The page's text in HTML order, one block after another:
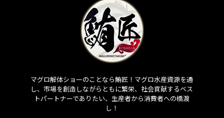
マグロ解体ショーのことなら鮪匠！マグロ水産資源を通
し、市場を創造しながらともに繁栄、社会貢献するベス
トパートナーでありたい、生産者から消費者への橋渡
し！